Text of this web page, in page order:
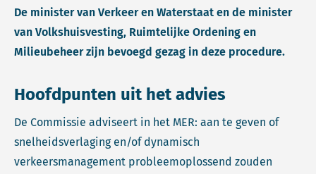
De minister van Verkeer en Waterstaat en de minister
van Volkshuisvesting, Ruimtelijke Ordening en
Milieubeheer zijn bevoegd gezag in deze procedure.
Hoofdpunten uit het advies
De Commissie adviseert in het MER: aan te geven of
snelheidsverlaging en/of dynamisch
verkeersmanagement probleemoplossend zouden